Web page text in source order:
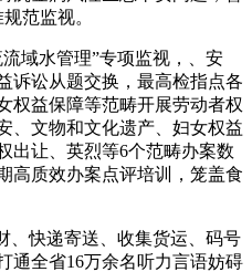
范监视。
域水管理”专项监视，、安
诉讼从题交换，最高检指点各
权益保障等范畴开展劳动者权
、文物和文化遗产、妇女权益
出让、英烈等6个范畴办案数
高质效办案点评培训，笼盖食
快递寄送、收集货运、码号
通全省16万余名听力言语妨碍